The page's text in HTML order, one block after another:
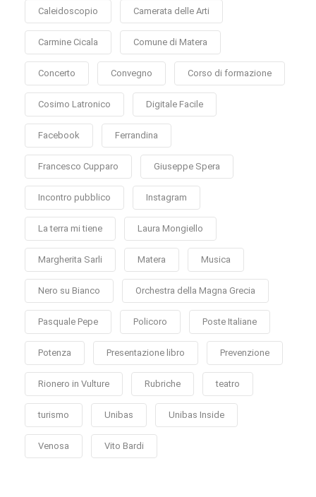
Caleidoscopio Camerata delle Arti
Carmine Cicala Comune di Matera
Concerto Convegno Corso di formazione
Cosimo Latronico Digitale Facile
Facebook Ferrandina
Francesco Cupparo Giuseppe Spera
Incontro pubblico Instagram
La terra mi tiene Laura Mongiello
Margherita Sarli Matera Musica
Nero su Bianco Orchestra della Magna Grecia
Pasquale Pepe Policoro Poste Italiane
Potenza Presentazione libro Prevenzione
Rionero in Vulture Rubriche teatro
turismo Unibas Unibas Inside
Venosa Vito Bardi